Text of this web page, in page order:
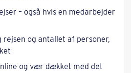
– også hvis en medarbejder
rejsen og antallet af personer,
og vær dækket med det